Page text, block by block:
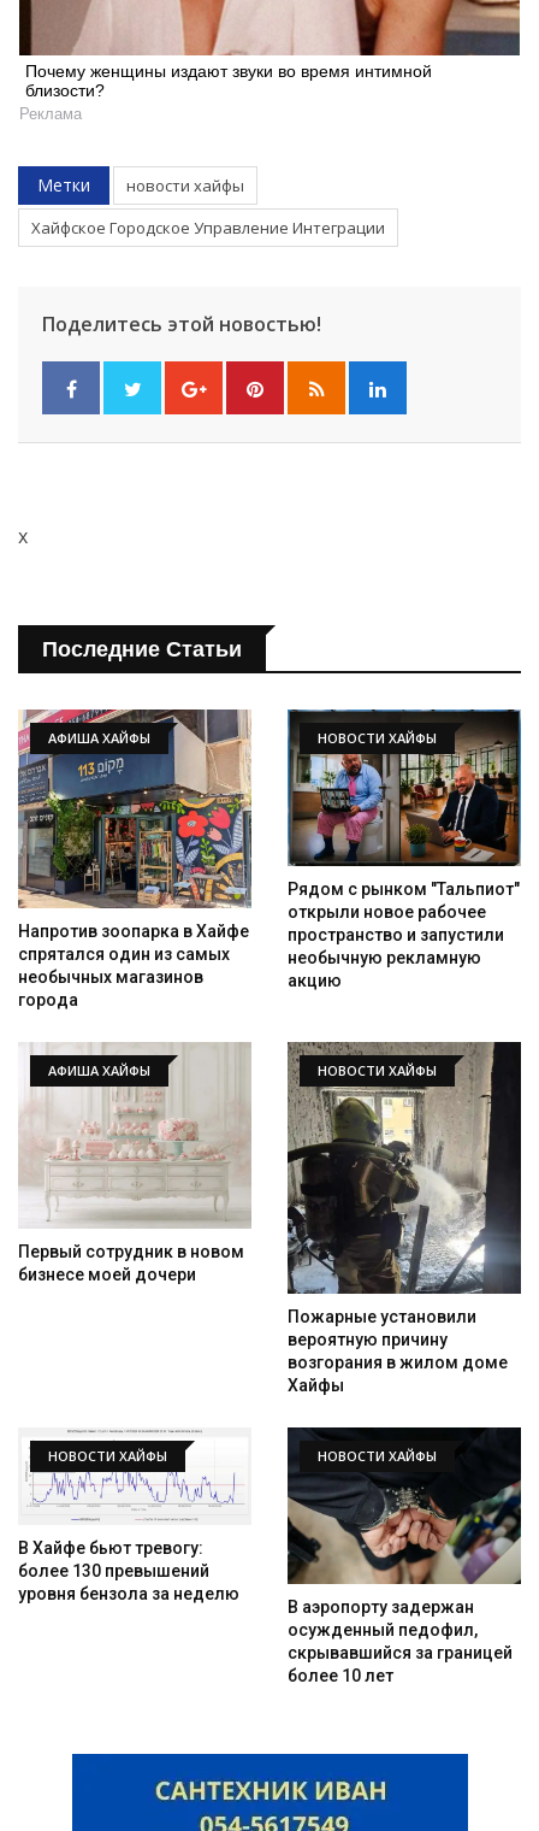
Почему женщины издают звуки во время интимной
близости?
Реклама
Метки
новости хайфы
Хайфское Городское Управление Интеграции
Поделитесь этой новостью!
x
Последние Статьи
АФИША ХАЙФЫ
Напротив зоопарка в Хайфе
спрятался один из самых
необычных магазинов
города
НОВОСТИ ХАЙФЫ
Рядом с рынком "Тальпиот"
открыли новое рабочее
пространство и запустили
необычную рекламную
акцию
АФИША ХАЙФЫ
Первый сотрудник в новом
бизнесе моей дочери
НОВОСТИ ХАЙФЫ
Пожарные установили
вероятную причину
возгорания в жилом доме
Хайфы
НОВОСТИ ХАЙФЫ
В Хайфе бьют тревогу:
более 130 превышений
уровня бензола за неделю
НОВОСТИ ХАЙФЫ
В аэропорту задержан
осужденный педофил,
скрывавшийся за границей
более 10 лет